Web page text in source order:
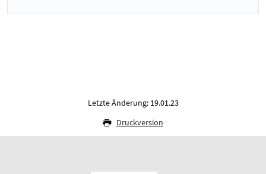
Letzte Änderung: 19.01.23
Druckversion